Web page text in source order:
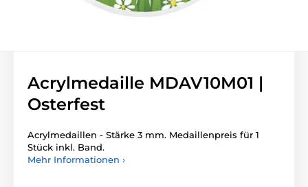
Acrylmedaille MDAV10M01 |
Osterfest
Acrylmedaillen - Stärke 3 mm. Medaillenpreis für 1
Stück inkl. Band.
Mehr Informationen ›